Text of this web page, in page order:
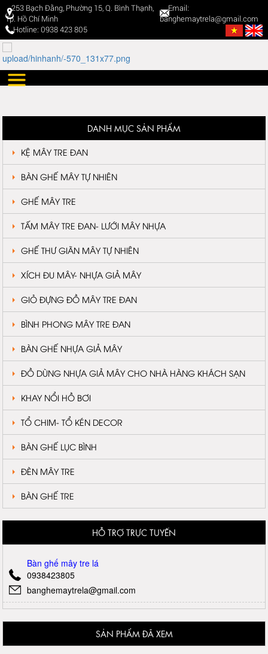
253 Bạch Đằng, Phường 15, Q. Bình Thạnh,
Tp. Hồ Chí Minh
Email:
banghemaytrela@gmail.com
Hotline: 0938 423 805
DANH MỤC SẢN PHẨM
KỆ MÂY TRE ĐAN
BÀN GHẾ MÂY TỰ NHIÊN
GHẾ MÂY TRE
TẤM MÂY TRE ĐAN- LƯỚI MÂY NHỰA
GHẾ THƯ GIÃN MÂY TỰ NHIÊN
XÍCH ĐU MÂY- NHỰA GIẢ MÂY
GIỎ ĐỰNG ĐỒ MÂY TRE ĐAN
BÌNH PHONG MÂY TRE ĐAN
BÀN GHẾ NHỰA GIẢ MÂY
ĐỒ DÙNG NHỰA GIẢ MÂY CHO NHÀ HÀNG KHÁCH SẠN
KHAY NỔI HỒ BƠI
TỔ CHIM- TỔ KÉN DECOR
BÀN GHẾ LỤC BÌNH
ĐÈN MÂY TRE
BÀN GHẾ TRE
HỖ TRỢ TRỰC TUYẾN
Bàn ghế mây tre lá
0938423805
banghemaytrela@gmail.com
SẢN PHẨM ĐÃ XEM